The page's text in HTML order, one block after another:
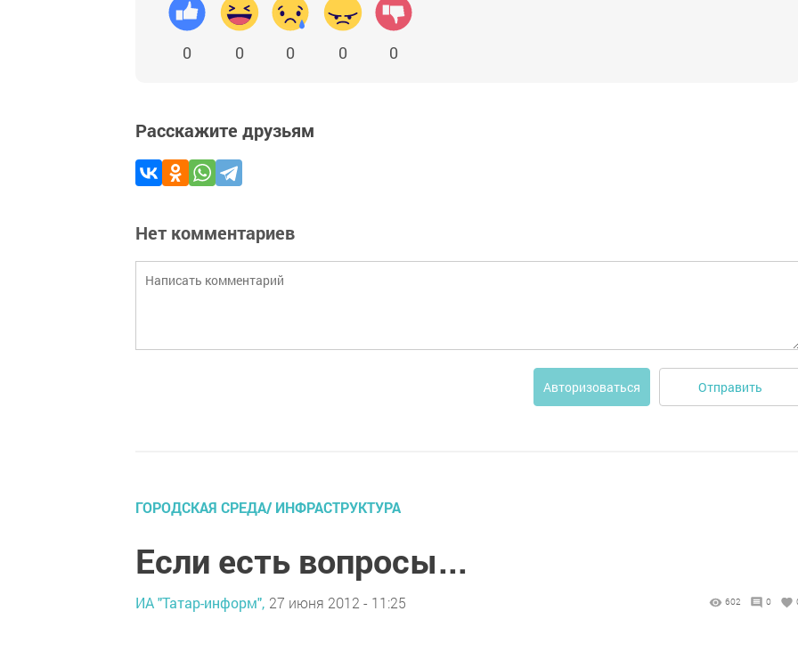
0 0 0 0 0
Расскажите друзьям
Нет комментариев
Авторизоваться Отправить
ГОРОДСКАЯ СРЕДА/ ИНФРАСТРУКТУРА
Если есть вопросы...
ИА "Татар-информ", 27 июня 2012 - 11:25 602 0